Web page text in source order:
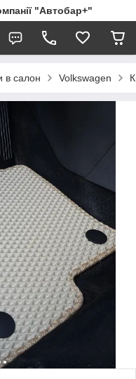
"Автобар+"
в салон Volkswagen